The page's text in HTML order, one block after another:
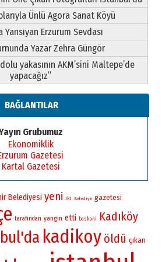
Ünlü Agora Sanat Köyü
Erzurum Sevdası
Yazar Zehra Güngör
yakasının AKM’sini Maltepe’de
yapacağız”
BAĞLANTILAR
Grubumuz
Ekonomiklik
Gazetesi
Kartal Gazetesi
Belediyesi yeni iki Belediye gazetesi
tarafından yangin etti baskani
Kadıköy
kadikoy öldü çıkan